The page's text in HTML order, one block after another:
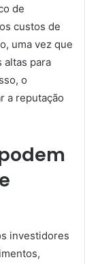
de
custos de
uma vez que
altas para
o
a reputação
investidores